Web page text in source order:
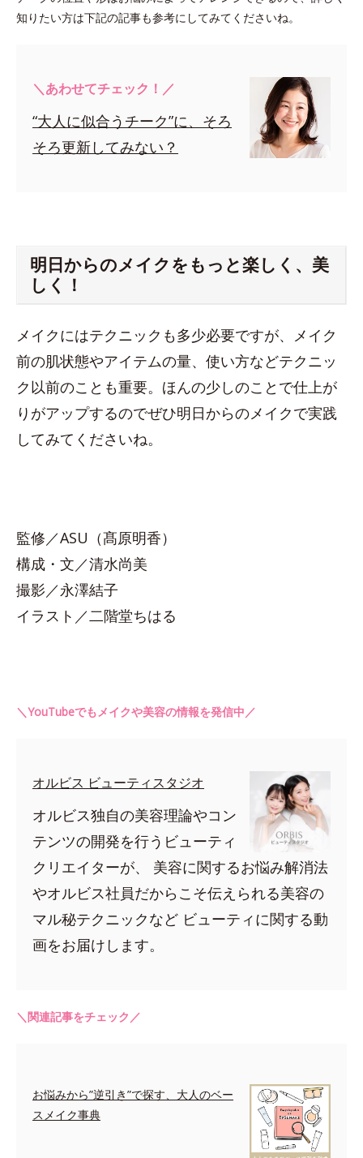
知りたい方は下記の記事も参考にしてみてくださいね。
＼あわせてチェック！／
“大人に似合うチーク”に、そろ
そろ更新してみない？
明日からのメイクをもっと楽しく、美
しく！
メイクにはテクニックも多少必要ですが、メイク
前の肌状態やアイテムの量、使い方などテクニッ
ク以前のことも重要。ほんの少しのことで仕上が
りがアップするのでぜひ明日からのメイクで実践
してみてくださいね。
監修／ASU（髙原明香）
構成・文／清水尚美
撮影／永澤結子
イラスト／二階堂ちはる
＼YouTubeでもメイクや美容の情報を発信中／
オルビス ビューティスタジオ
オルビス独自の美容理論やコン
テンツの開発を行うビューティ
クリエイターが、 美容に関するお悩み解消法
やオルビス社員だからこそ伝えられる美容の
マル秘テクニックなど ビューティに関する動
画をお届けします。
＼関連記事をチェック／
お悩みから”逆引き”で探す、大人のベー
スメイク事典